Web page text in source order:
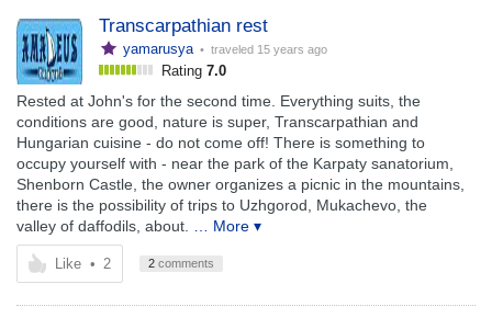
Transcarpathian rest
yamarusya • traveled 15 years ago
Rating 7.0
Rested at John's for the second time. Everything suits, the
conditions are good, nature is super, Transcarpathian and
Hungarian cuisine - do not come off! There is something to
occupy yourself with - near the park of the Karpaty sanatorium,
Shenborn Castle, the owner organizes a picnic in the mountains,
there is the possibility of trips to Uzhgorod, Mukachevo, the
valley of daffodils, about.
… More ▾
Like • 2 2 comments